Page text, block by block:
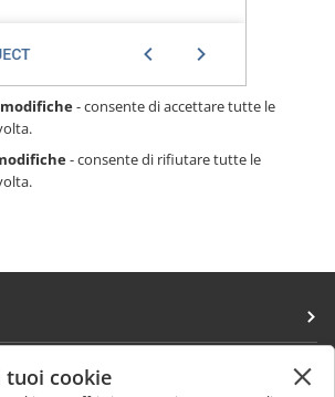
- consente di accettare tutte le
- consente di rifiutare tutte le
tuoi cookie